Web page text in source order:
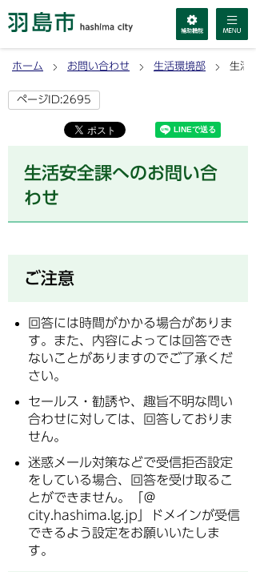
ホーム お問い合わせ 生活環境部 生活
ページID:2695
生活安全課へのお問い合
わせ
ご注意
回答には時間がかかる場合がありま
す。また、内容によっては回答でき
ないことがありますのでご了承くだ
さい。
セールス・勧誘や、趣旨不明な問い
合わせに対しては、回答しておりま
せん。
迷惑メール対策などで受信拒否設定
をしている場合、回答を受け取るこ
とができません。「＠
city.hashima.lg.jp」ドメインが受信
できるよう設定をお願いいたしま
す。